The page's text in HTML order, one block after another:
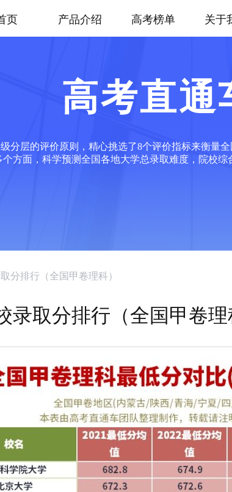
页 产品介绍 高考榜单 关于
高考直通
分层的评价原则，精心挑选了8个评价指标来衡量
方面，科学预测全国各地大学总录取难度，院校
分排行（全国甲卷理科）
录取分排行（全国甲卷理